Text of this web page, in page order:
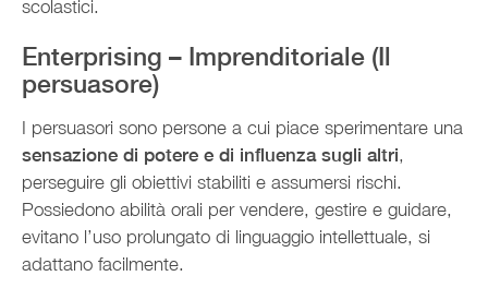
scolastici.
Enterprising – Imprenditoriale (Il
persuasore)
I persuasori sono persone a cui piace sperimentare una
sensazione di potere e di influenza sugli altri,
perseguire gli obiettivi stabiliti e assumersi rischi.
Possiedono abilità orali per vendere, gestire e guidare,
evitano l’uso prolungato di linguaggio intellettuale, si
adattano facilmente.